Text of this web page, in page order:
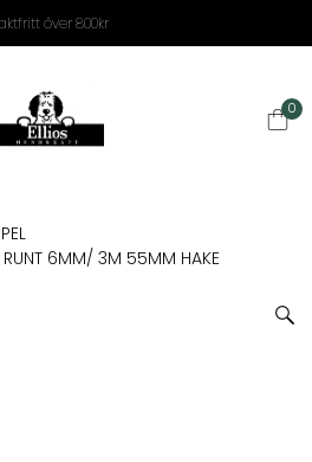
över 800kr
0
RUNT 6MM/ 3M 55MM HAKE